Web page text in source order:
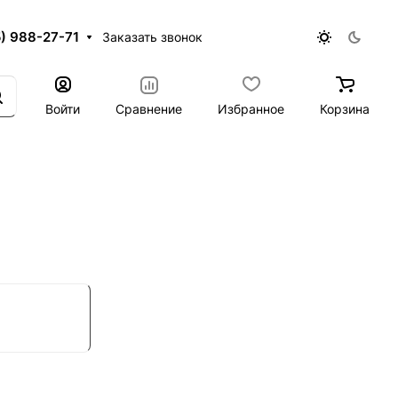
988-27-71 Заказать звонок
Войти Сравнение Избранное Корзина